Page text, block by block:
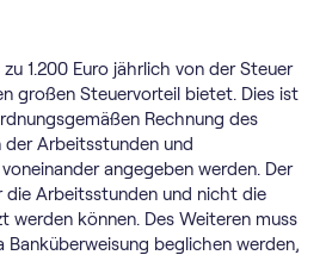
1.200 Euro jährlich von der Steuer
großen Steuervorteil bietet. Dies ist
Rechnung des
der Arbeitsstunden und
angegeben werden. Der
die Arbeitsstunden und nicht die
werden können. Des Weiteren muss
Banküberweisung beglichen werden,